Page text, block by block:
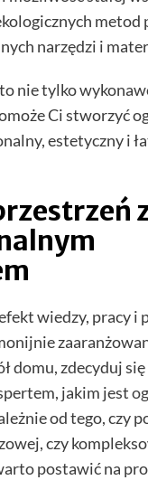
metod
narzędzi i
nie tylko
Ci stworzyć
estetyczny i
wiedzy, pracy i
domu, zdecyduj się
jakim jest
od tego, czy
czy
postawić na